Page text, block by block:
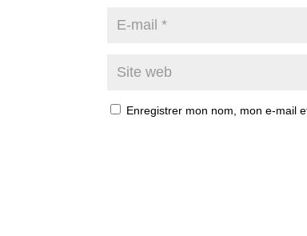
Enregistrer mon nom, mon e-mail